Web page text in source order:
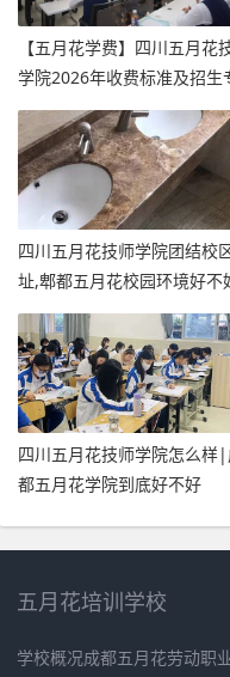
【五月花学费】四川五月花
学院2026年收费标准及招生
四川五月花技师学院团结校
址,郫都五月花校园环境好不
四川五月花技师学院怎么样
都五月花学院到底好不好
五月花培训学校
学校概况成都五月花劳动职